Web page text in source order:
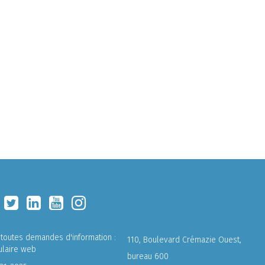
demandes d'information :
web
110, Boulevard Crémazie Ouest,
bureau 600